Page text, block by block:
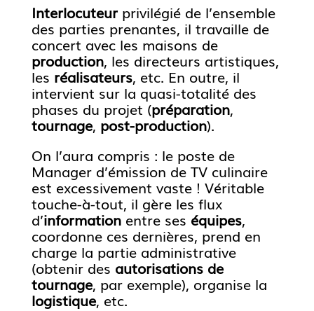
Interlocuteurprivilégié de l’ensemble
des parties prenantes, il travaille de
concert avec les maisons de
production, les directeurs artistiques,
les réalisateurs, etc. En outre, il
intervient sur la quasi-totalité des
phases du projet (préparation,
tournage, post-production).
On l’aura compris : le poste de
Manager d’émission de TV culinaire
est excessivement vaste ! Véritable
touche-à-tout, il gère les flux
d’informationentre ses équipes,
coordonne ces dernières, prend en
charge la partie administrative
(obtenir des autorisations de
tournage, par exemple), organise la
logistique, etc.